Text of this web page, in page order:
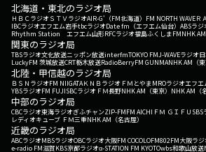
北海道・東北のラジオ局
ＨＢＣラジオＳＴＶラジオAIR-G'（FM北海道） FM NORTH WAVEＲ
IBCラジオエフエム岩手tbcラジオDate fm（エフエム仙台） ABSラジ
Rhythm Station エフエム山形RFCラジオ福島ふくしまFMNHK AM
関東のラジオ局
TBSラジオ文化放送ニッポン放送interfmTOKYO FMJ-WAVEラジオ
LuckyFM 茨城放送CRT栃木放送RadioBerryFM GUNMANHK AM（東
北陸・甲信越のラジオ局
ＢＳＮラジオFM NIIGATAＫＮＢラジオ ＦＭとやまMROラジオエフエ
YBSラジオFM FUJISBCラジオ ＦＭ長野NHK AM（東京） NHK AM（
中部のラジオ局
CBCラジオ東海ラジオぎふチャンZIP-FMFM AICHI ＦＭ ＧＩＦＵ SBS
レディオキューブ ＦＭ三重NHK AM（名古屋）
近畿のラジオ局
ABCラジオMBSラジオOBCラジオ大阪FM COCOLOFM802FM大阪ラ
e-radio FM滋賀KBS京都ラジオα-STATION FM KYOTOwbs和歌山放送